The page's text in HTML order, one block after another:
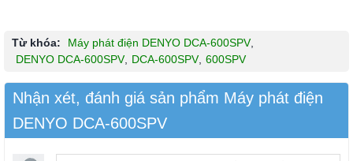
Từ khóa: Máy phát điện DENYO DCA-600SPV,
DENYO DCA-600SPV, DCA-600SPV, 600SPV
Nhận xét, đánh giá sản phẩm Máy phát điện
DENYO DCA-600SPV